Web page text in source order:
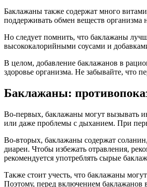
Баклажаны также содержат много
поддерживать обмен веществ
Но следует помнить, что баклажаны
высококалорийными соусами и
В целом, добавление баклажанов в
здоровье организма. Не забывайте, что
Баклажаны:
Во-первых, баклажаны могут вызывать
или даже проблемы с дыханием. При
Во-вторых, баклажаны содержат
диареи. Чтобы избежать отравления,
рекомендуется употреблять сырые
Также стоит учесть, что баклажаны
Поэтому, перед включением баклажанов